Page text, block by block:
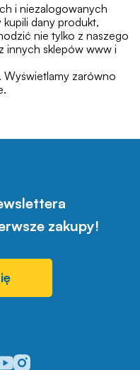
i niezalogowanych
dany produkt,
nie tylko z naszego
innych sklepów www i
Wyświetlamy zarówno
zakupy!
nasz profil w
Odwiedź nasz profil w